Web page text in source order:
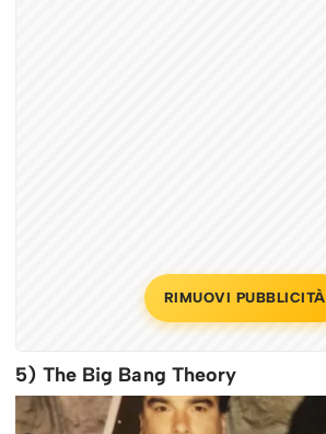
RIMUOVI PUBBLICITÀ
5) The Big Bang Theory